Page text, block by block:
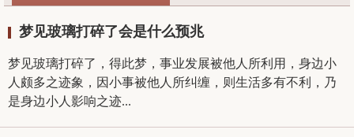
梦见玻璃打碎了会是什么预兆
梦见玻璃打碎了，得此梦，事业发展被他人所利用，身边小
人颇多之迹象，因小事被他人所纠缠，则生活多有不利，乃
是身边小人影响之迹...